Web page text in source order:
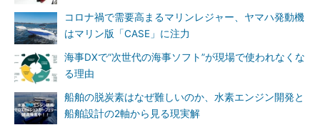
コロナ禍で需要高まるマリンレジャー、ヤマハ発動機
はマリン版「CASE」に注力
海事DXで“次世代の海事ソフト”が現場で使われなくな
る理由
船舶の脱炭素はなぜ難しいのか、水素エンジン開発と
船舶設計の2軸から見る現実解